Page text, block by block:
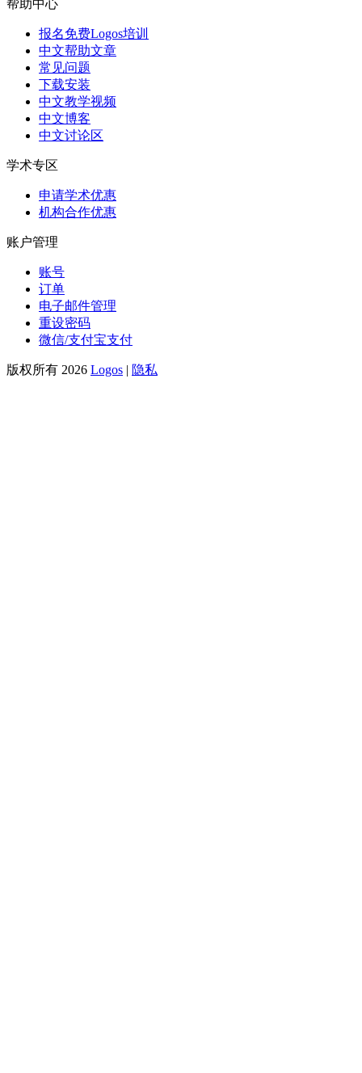
帮助中心
报名免费Logos培训
中文帮助文章
常见问题
下载安装
中文教学视频
中文博客
中文讨论区
学术专区
申请学术优惠
机构合作优惠
账户管理
账号
订单
电子邮件管理
重设密码
微信/支付宝支付
版权所有 2026 Logos | 隐私